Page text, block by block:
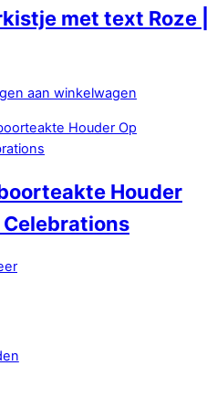
met text Roze |
aan winkelwagen
Houder
Celebrations